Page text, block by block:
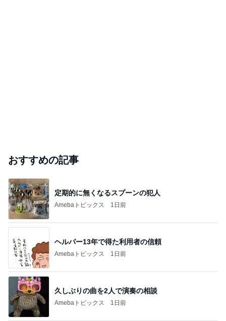
おすすめの記事
定期的に無くなるスプーンの犯人
Amebaトピックス 1日前
ヘルパー13年で得た利用者の信頼
Amebaトピックス 1日前
久しぶりの曲を2人で演奏の相談
Amebaトピックス 1日前